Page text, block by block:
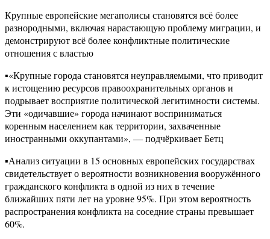
Крупные европейские мегаполисы становятся всё более
разнородными, включая нарастающую проблему миграции, и
демонстрируют всё более конфликтные политические
отношения с властью
▪️«Крупные города становятся неуправляемыми, что приводит
к истощению ресурсов правоохранительных органов и
подрывает восприятие политической легитимности системы.
Эти «одичавшие» города начинают восприниматься
коренным населением как территории, захваченные
иностранными оккупантами», — подчёркивает Бетц
▪️Анализ ситуации в 15 основных европейских государствах
свидетельствует о вероятности возникновения вооружённого
гражданского конфликта в одной из них в течение
ближайших пяти лет на уровне 95%. При этом вероятность
распространения конфликта на соседние страны превышает
60%.